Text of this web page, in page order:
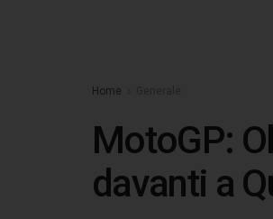
Home
MotoGP:
davanti a